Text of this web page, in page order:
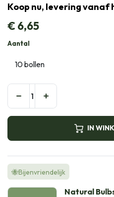
Koop nu, levering vanaf
€6,65
Aantal
IN
🐝Bijenvriendelijk
Natural